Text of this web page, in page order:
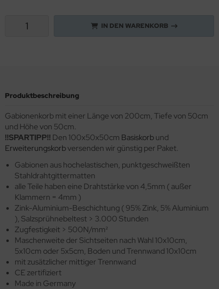
IN DEN WARENKORB
Produktbeschreibung
Gabionenkorb mit einer Länge von 200cm, Tiefe von 50cm
und Höhe von 50cm.
!!SPARTIPP!! Den 100x50x50cm Basiskorbund
Erweiterungskorbversenden wir günstig per Paket.
Gabionen aus hochelastischen, punktgeschweißten
Stahldrahtgittermatten
alle Teile haben eine Drahtstärke von 4,5mm ( außer
Klammern = 4mm )
Zink-Aluminium-Beschichtung ( 95% Zink, 5% Aluminium
), Salzsprühnebeltest > 3.000 Stunden
Zugfestigkeit > 500N/mm²
Maschenweite der Sichtseiten nach Wahl 10x10cm,
5x10cm oder 5x5cm, Boden und Trennwand 10x10cm
mit zusätzlicher mittiger Trennwand
CE zertifiziert
Made in Germany